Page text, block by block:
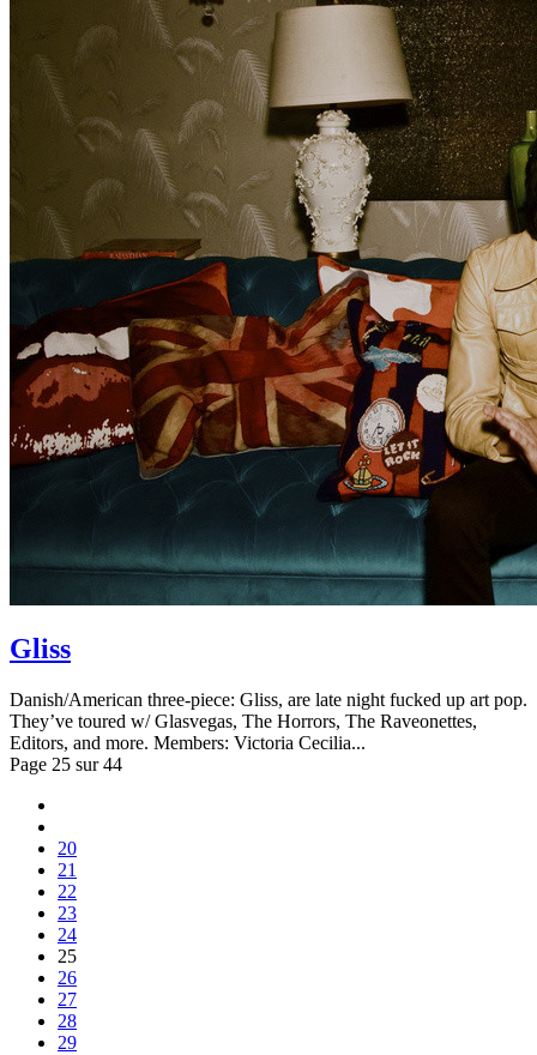
Gliss
Danish/American three-piece: Gliss, are late night fucked up art pop.
They’ve toured w/ Glasvegas, The Horrors, The Raveonettes,
Editors, and more. Members: Victoria Cecilia...
Page 25 sur 44
20
21
22
23
24
25
26
27
28
29